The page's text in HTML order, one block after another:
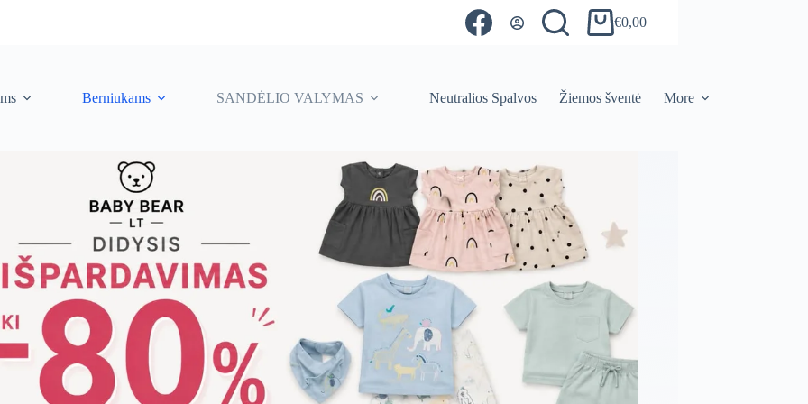
Shopping
€0,00
Berniukams SANDĖLIO VALYMAS Neutralios Spalvos Žiemos šventė More